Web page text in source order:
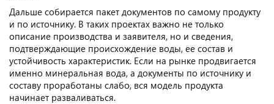
Дальше собирается пакет документов по самому продукту
и по источнику. В таких проектах важно не только
описание производства и заявителя, но и сведения,
подтверждающие происхождение воды, ее состав и
устойчивость характеристик. Если на рынке продвигается
именно минеральная вода, а документы по источнику и
составу проработаны слабо, вся модель продукта
начинает разваливаться.